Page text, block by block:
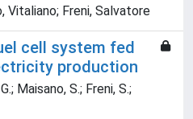
Vitaliano; Freni, Salvatore
cell system fed
production
Maisano, S.; Freni, S.;